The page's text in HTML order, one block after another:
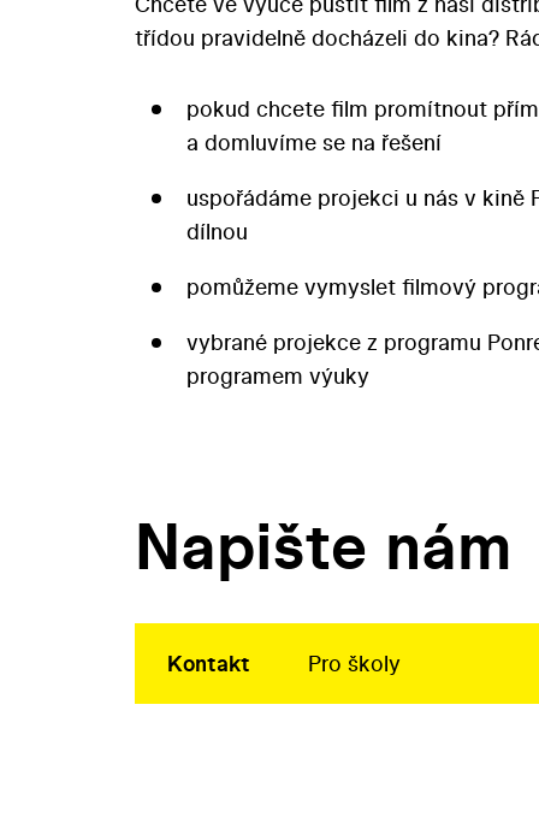
třídou pravidelně docházeli do kina?
pokud chcete film promítnout
a domluvíme se na řešení
uspořádáme projekci u nás v kině
dílnou
pomůžeme vymyslet filmový
vybrané projekce z programu
programem výuky
Napište nám
Kontakt Pro školy